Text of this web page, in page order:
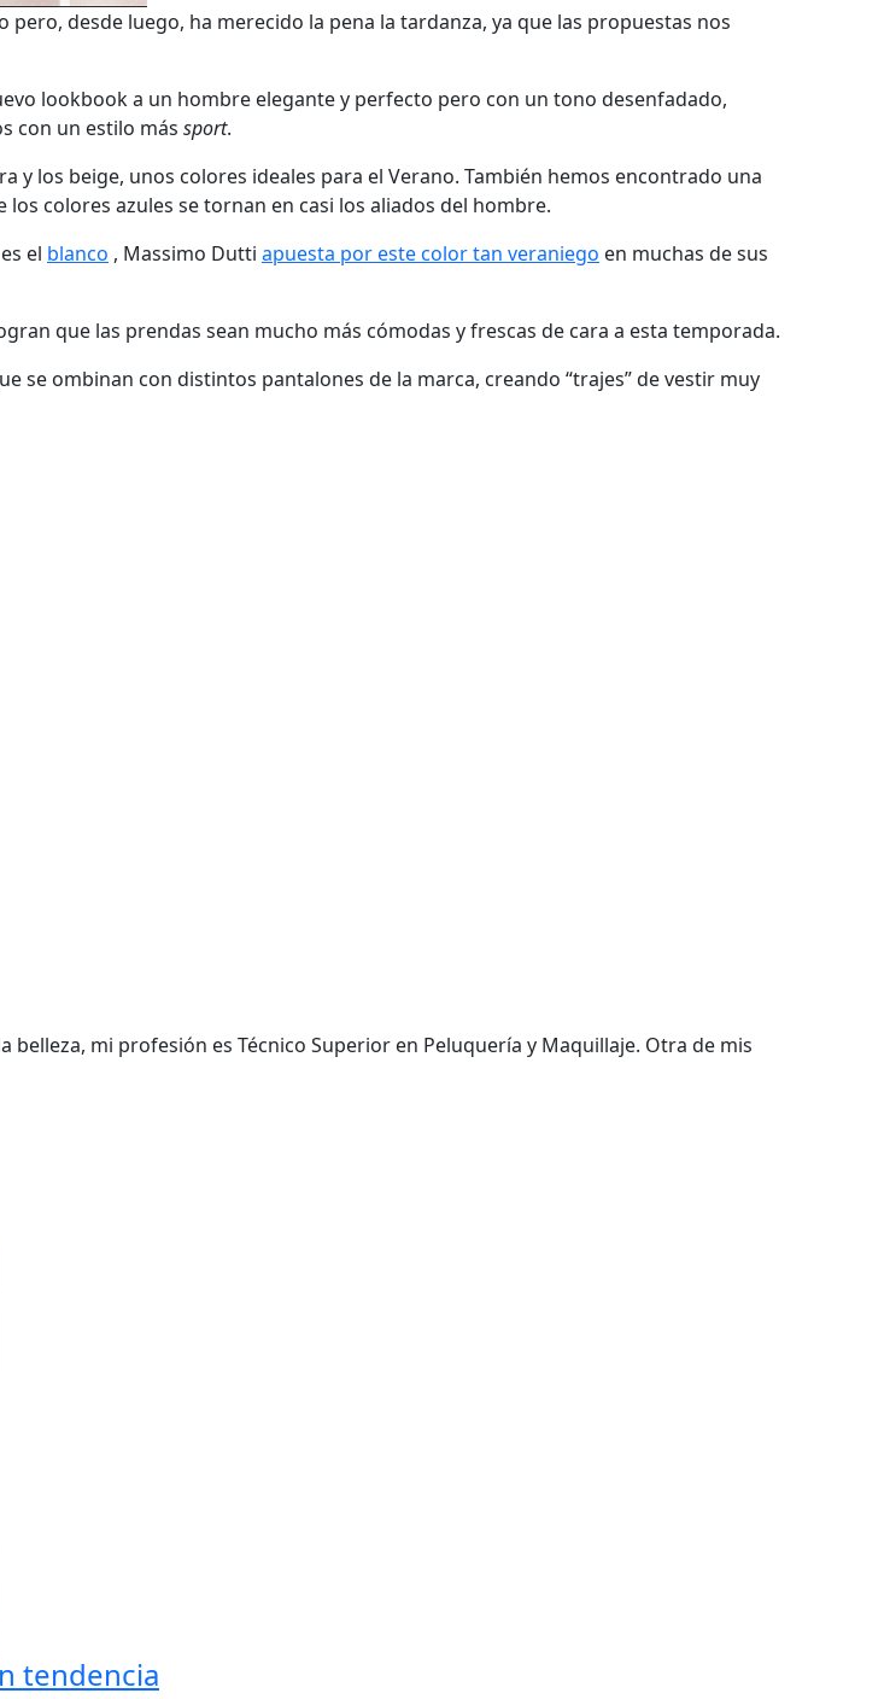
pero, desde luego, ha merecido la pena la tardanza, ya que las propuestas nos
lookbook a un hombre elegante y perfecto pero con un tono desenfadado,
con un estilo más sport.
y los beige, unos colores ideales para el Verano. También hemos encontrado una
colores azules se tornan en casi los aliados del hombre.
el blanco , Massimo Dutti apuesta por este color tan veraniego en muchas de sus
que las prendas sean mucho más cómodas y frescas de cara a esta temporada.
se ombinan con distintos pantalones de la marca, creando “trajes” de vestir muy
mi profesión es Técnico Superior en Peluquería y Maquillaje. Otra de mis
tendencia